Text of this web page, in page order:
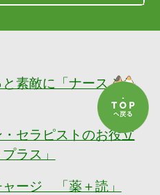
素敵に「ナースぷら
セラピストのお役立
ラス」
ージ 「薬＋読」